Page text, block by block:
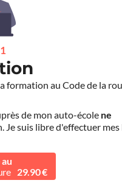
formation au Code de la
de mon auto-école ne
Je suis libre d'effectuer mes
29.90 €